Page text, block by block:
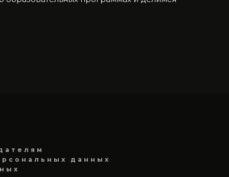
данных